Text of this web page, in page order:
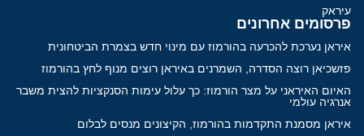
עיראק
פרסומים אחרונים
איראן נערכת להכרעה בהורמוז עם מינוי חדש בצמרת הביטחונית
פזשכיאן רוצה הסדרה, השמרנים באיראן רוצים מנוף לחץ בהורמוז
האיום האיראני על מצר הורמוז: כך עלול עימות הסנקציות להצית משבר
אנרגיה עולמי
איראן מסמנת התקדמות בהורמוז, הקיצונים מנסים לבלום